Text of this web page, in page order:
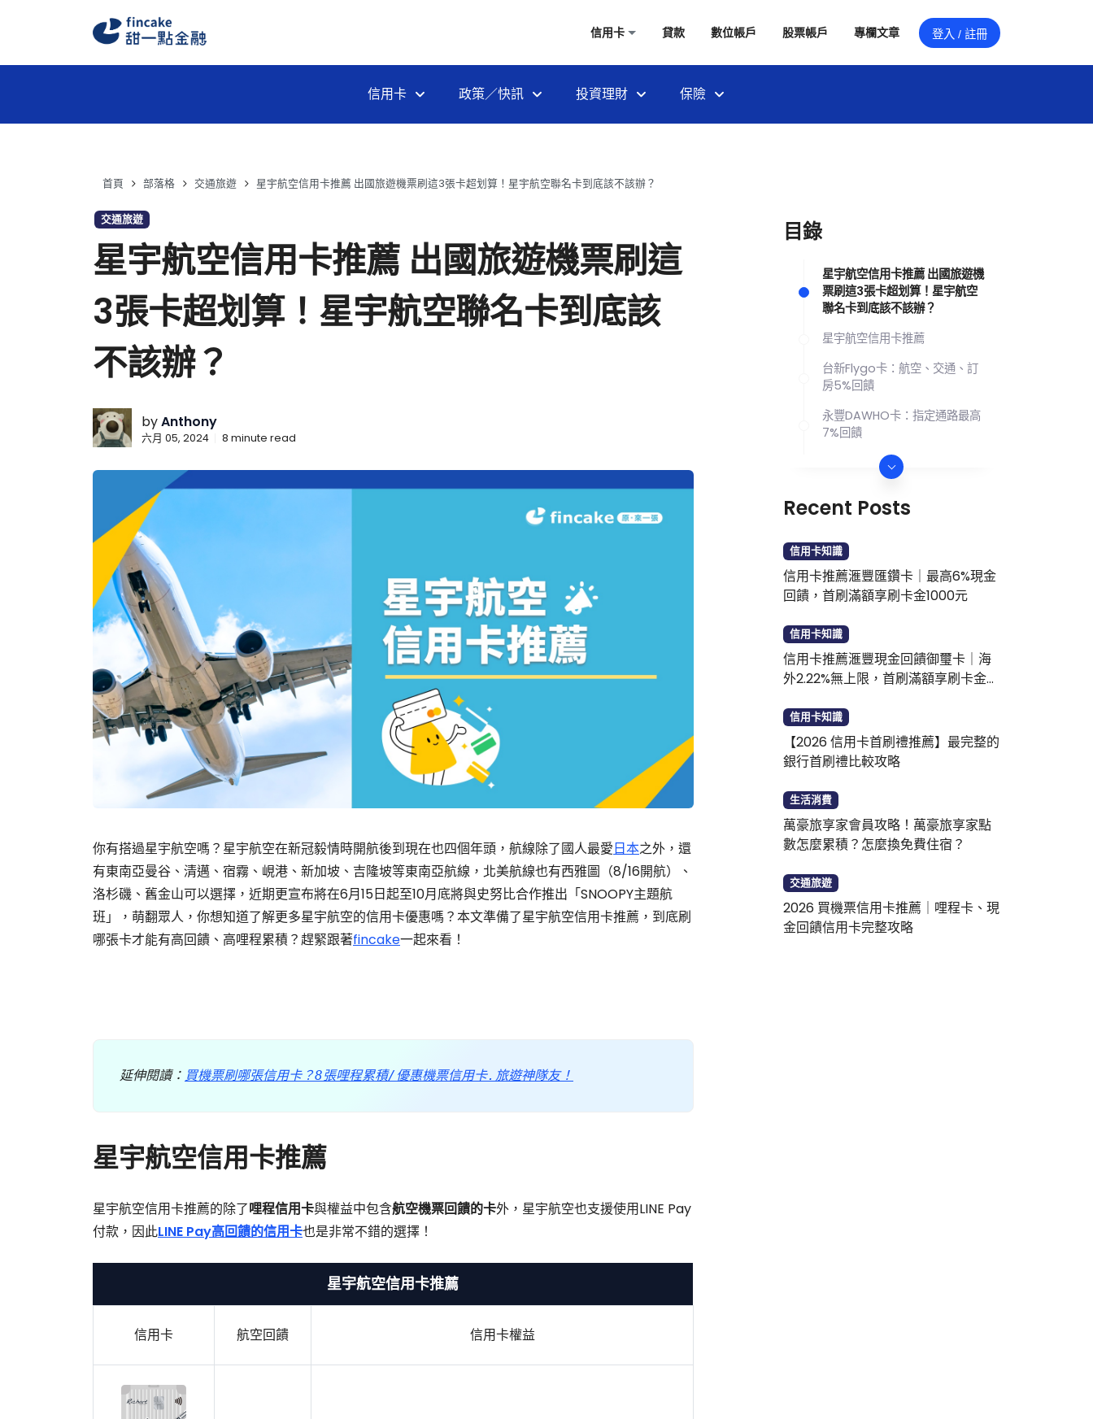
信用卡 貸款 數位帳戶 股票帳戶 專欄文章 登入 / 註冊
信用卡 政策／快訊 投資理財 保險
首頁 部落格 交通旅遊 星宇航空信用卡推薦 出國旅遊機票刷這3張卡超划算！星宇航空聯名卡到底該不該辦？
交通旅遊
星宇航空信用卡推薦 出國旅遊機票刷這
3張卡超划算！星宇航空聯名卡到底該
不該辦？
byAnthony
六月 05, 2024 8 minute read
你有搭過星宇航空嗎？星宇航空在新冠毅情時開航後到現在也四個年頭，航線除了國人最愛日本之外，還
有東南亞曼谷、清邁、宿霧、峴港、新加坡、吉隆坡等東南亞航線，北美航線也有西雅圖（8/16開航）、
洛杉磯、舊金山可以選擇，近期更宣布將在6月15日起至10月底將與史努比合作推出「SNOOPY主題航
班」，萌翻眾人，你想知道了解更多星宇航空的信用卡優惠嗎？本文準備了星宇航空信用卡推薦，到底刷
哪張卡才能有高回饋、高哩程累積？趕緊跟著fincake一起來看！
延伸閱讀： 買機票刷哪張信用卡？8張哩程累積/優惠機票信用卡.旅遊神隊友！
星宇航空信用卡推薦
星宇航空信用卡推薦的除了哩程信用卡與權益中包含航空機票回饋的卡外，星宇航空也支援使用LINE Pay
付款，因此LINE Pay高回饋的信用卡也是非常不錯的選擇！
星宇航空信用卡推薦
信用卡 航空回饋 信用卡權益
目錄
星宇航空信用卡推薦 出國旅遊機
票刷這3張卡超划算！星宇航空
聯名卡到底該不該辦？
星宇航空信用卡推薦
台新Flygo卡：航空、交通、訂
房5%回饋
永豐DAWHO卡：指定通路最高
7%回饋
星宇航空聯名卡：星宇迷累積哩
2024 最新旅遊攻略
Recent Posts
信用卡知識
信用卡推薦滙豐匯鑽卡｜最高6%現金
回饋，首刷滿額享刷卡金1000元
信用卡知識
信用卡推薦滙豐現金回饋御璽卡｜海
外2.22%無上限，首刷滿額享刷卡金
信用卡知識
【2026 信用卡首刷禮推薦】最完整的
銀行首刷禮比較攻略
生活消費
萬豪旅享家會員攻略！萬豪旅享家點
數怎麼累積？怎麼換免費住宿？
交通旅遊
2026 買機票信用卡推薦｜哩程卡、現
金回饋信用卡完整攻略